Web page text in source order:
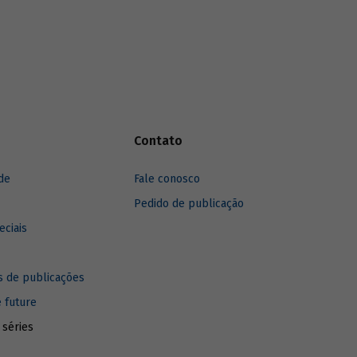
de publicações
future
Contato
Fale conosco
Pedido de publicação